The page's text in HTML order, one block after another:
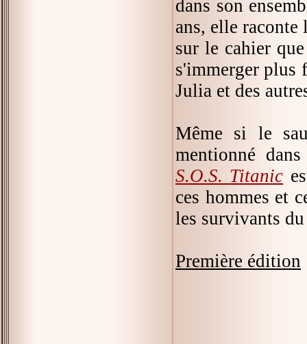
dans son
ans, elle raconte
sur le cahier
s'immerger plus
Julia et des
Même si le
mentionné
S.O.S. Titanic
ces hommes et
les survivants
Première édition